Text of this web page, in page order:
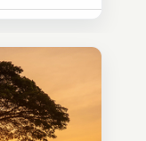
что-то